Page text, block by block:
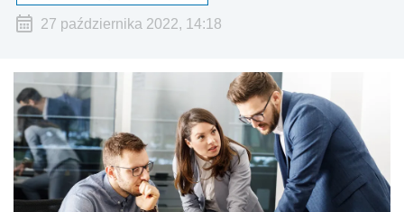
27 października 2022, 14:18